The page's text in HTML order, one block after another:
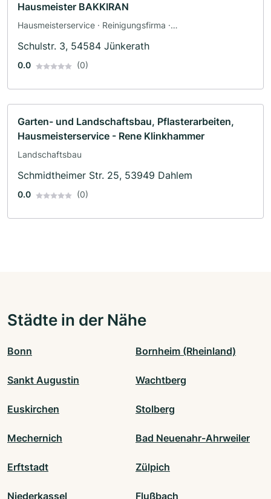
Hausmeister BAKKIRAN
Hausmeisterservice · Reinigungsfirma ·
Schulstr. 3, 54584 Jünkerath
0.0 (0)
Garten- und Landschaftsbau, Pflasterarbeiten,
Hausmeisterservice - Rene Klinkhammer
Landschaftsbau
Schmidtheimer Str. 25, 53949 Dahlem
0.0 (0)
Städte in der Nähe
Bonn Bornheim (Rheinland)
Sankt Augustin Wachtberg
Euskirchen Stolberg
Mechernich Bad Neuenahr-Ahrweiler
Erftstadt Zülpich
Niederkassel Flußbach